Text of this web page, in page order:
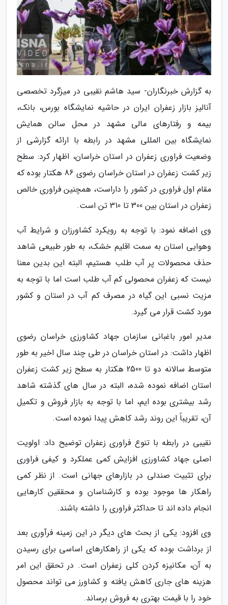
به گزارش خبرنگاران- سید هاشم نقیبی در میزگرد تخصصی
آنالیز بازار زعفران ایران در حاشیه نمایشگاه بورس، بانک،
بیمه و رفتارهای مالی مشهد در محل سالن همایش
نمایشگاه بین المللی مشهد در رابطه با ارائه گزارشی از
وضعیت فراوری زعفران در استان خراسان، اظهار کرد: سطح
زیر کشت زعفران در استان خراسان رضوی 86 هکتار بوده که
مقام اول فراوری در کشور را داراست، همچنین فراوری خالص
زعفران در استان بین 300 تا 310 تن است.
وی اضافه نمود: با توجه به رویکرد کشاورزان و شرایط آب
وهوایی استان به سمت اقلیم خشک، به طور طبیعی شاهد
حذف محصولات پر آب طلب هستیم، البته این بدین معنا
نیست که زعفران محصولی کم آب طلب است اما با توجه به
مزیت نسبی این گیاه در مصرف کم آب در استان و کشور
مورد کشت قرار می گیرد.
مدیر امور باغبانی سازمان جهاد کشاورزی خراسان رضوی
اظهار داشت: در استان خراسان در طی چند سال اخیر به طور
متوسط سالانه دو تا 2500 هکتار به سطح زیر کشت زعفران
استان اضافه نموده شده، البته در سال های گذشته شاهد
رشد بیشتری بوده ایم، اما با توجه به بازار فروش و تکمیل
آن، تقریباً این روند رشد کاهش پیدا نموده است.
نقیبی در رابطه با تنوع فراوری زعفران توضیح داد: اولویت
اصلی جهاد کشاورزی افزایش کمی عملکرد و کیفی فراوری
برای تثبیت صندلی در بازارهای جهانی است. از نظر کمی
راهکار ها موجود بوده و کارشناسان و محققین کارهایی
انجام داده اند تا حداکثر فراوری را داشته باشند.
وی افزود: یکی از بحث های دیگر در این زمینه فرآوری بعد
از برداشت بوده که یکی از راهکارهای اساسی برای رسیدن
به آن، مکانیزه کردن کلی زعفران است. در تحقق این امر
هزینه های جاری کاهش یافته و کشاورز می تواند محصول
خود را با قیمت بهتری به فروش برساند.